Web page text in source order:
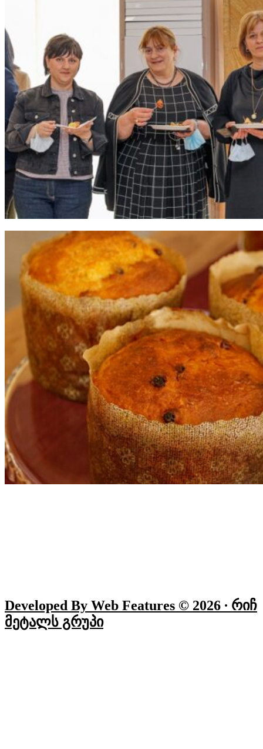
Developed By Web Features © 2026 ∙ Რიჩ
Მეტალს Გრუპი